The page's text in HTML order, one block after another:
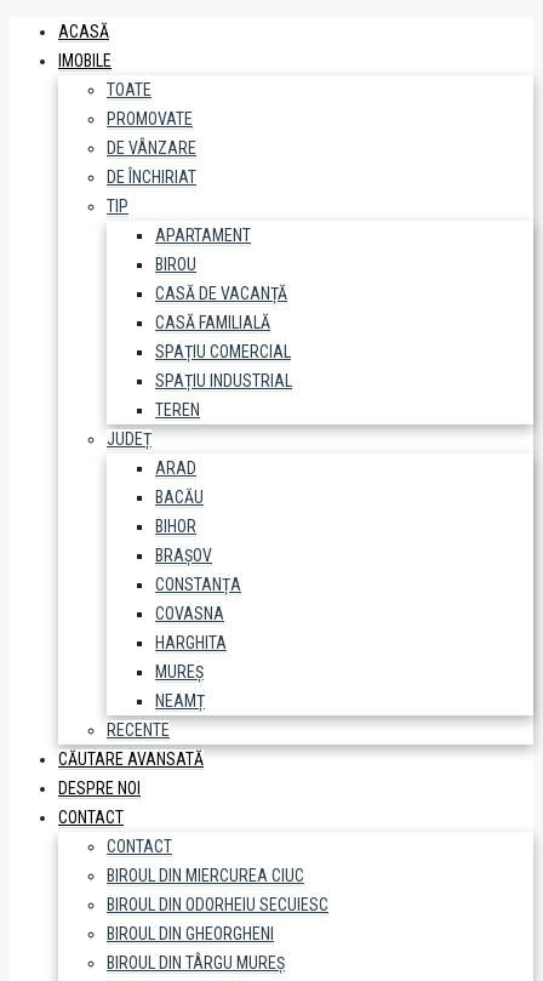
ACASĂ
IMOBILE
TOATE
PROMOVATE
DE VÂNZARE
DE ÎNCHIRIAT
TIP
APARTAMENT
BIROU
CASĂ DE VACANȚĂ
CASĂ FAMILIALĂ
SPAȚIU COMERCIAL
SPAȚIU INDUSTRIAL
TEREN
JUDEȚ
ARAD
BACĂU
BIHOR
BRAȘOV
CONSTANȚA
COVASNA
HARGHITA
MUREȘ
NEAMȚ
RECENTE
CĂUTARE AVANSATĂ
DESPRE NOI
CONTACT
CONTACT
BIROUL DIN MIERCUREA CIUC
BIROUL DIN ODORHEIU SECUIESC
BIROUL DIN GHEORGHENI
BIROUL DIN TÂRGU MUREȘ